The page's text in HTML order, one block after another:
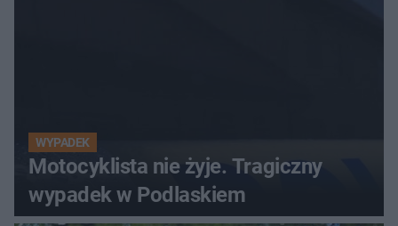
WYPADEK
Motocyklista nie żyje. Tragiczny
wypadek w Podlaskiem